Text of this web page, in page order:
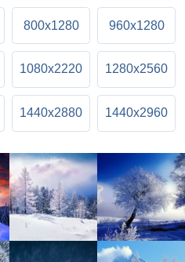
800x1280 960x1280
1080x2220 1280x2560
1440x2880 1440x2960